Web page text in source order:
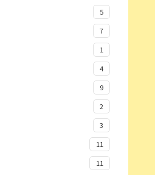
5
7
1
4
9
2
3
11
11